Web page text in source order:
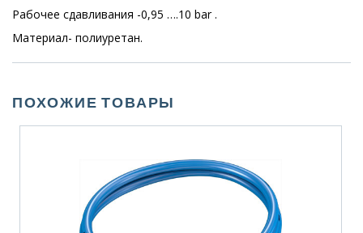
Рабочее сдавливания -0,95 ….10 bar .
Материал- полиуретан.
ПОХОЖИЕ ТОВАРЫ